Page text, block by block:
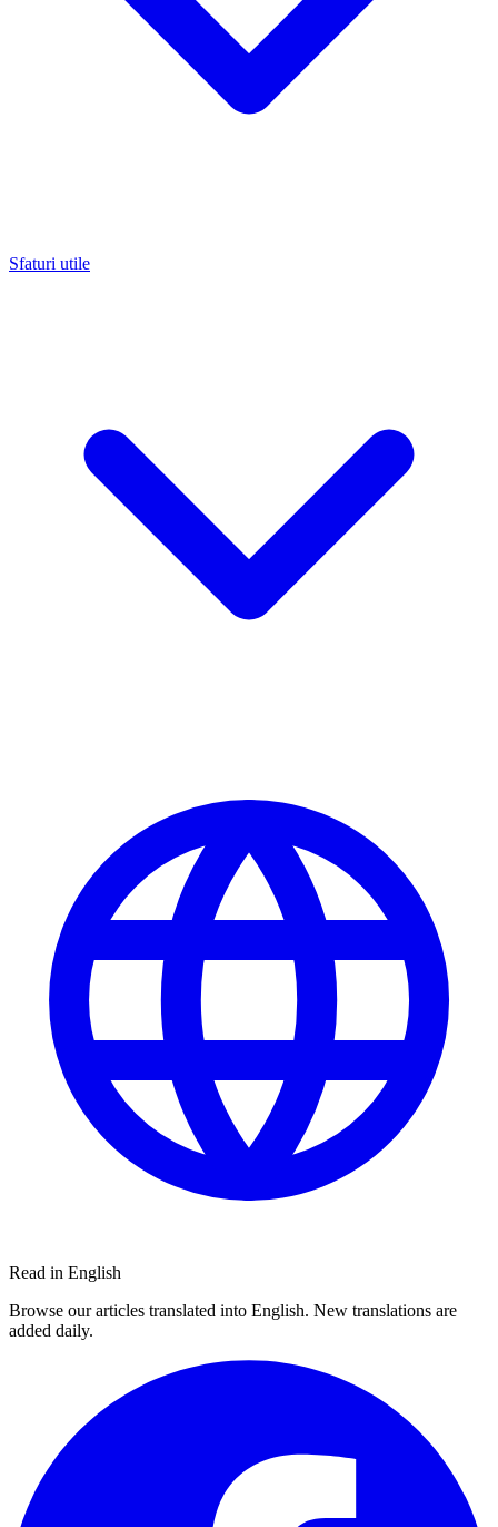
Sfaturi utile
Read in English
Browse our articles translated into English. New translations are
added daily.